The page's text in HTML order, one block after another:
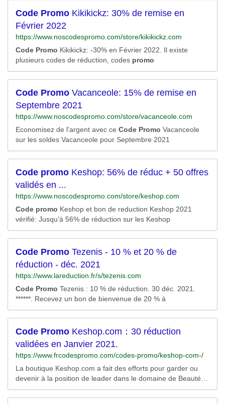
espace Joaillerie, Maroquinerie, et Réveils. N'attendez plus
pour vous rendre sur Chic-Time.com, vous trouverez
forcément...
Code Promo Kikikickz: 30% de remise en
Février 2022
https://www.noscodespromo.com/store/kikikickz.com
Code Promo Kikikickz: -30% en Février 2022. Il existe
plusieurs codes de réduction, codes promo
Code Promo Vacanceole: 15% de remise en
Septembre 2021
https://www.noscodespromo.com/store/vacanceole.com
Economisez de l'argent avec ce Code Promo Vacanceole
sur les soldes Vacanceole pour Septembre 2021
Code promo Keshop: 56% de réduc + 50 offres
validés en ...
https://www.noscodespromo.com/store/keshop.com
Code promo Keshop et bon de reduction Keshop 2021
vérifié: Jusqu'à 56% de réduction sur les Keshop
Code Promo Tezenis - 10 % et 20 % de
réduction - déc. 2021
https://www.lareduction.fr/s/tezenis.com
Code Promo Tezenis : 10 % de réduction. 30 déc. 2021.
******. Recevez un bon de bienvenue de 20 % à
Code Promo Keshop.com：30 réduction
validées en Janvier 2021.
https://www.frcodespromo.com/codes-promo/keshop-com-/
La boutique Keshop.com a fait des efforts pour garder ou
devenir à la position de leader dans le domaine de Beauté.
Abonnez-vous à notre newsletter s’il y a aucune promotion
qui vous satisfait en ce moment,Les nouveaux remises et